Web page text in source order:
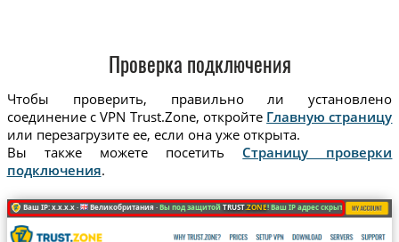
Проверка подключения
Чтобы проверить, правильно ли установлено
соединение с VPN Trust.Zone, откройте Главную страницу
или перезагрузите ее, если она уже открыта.
Вы также можете посетить Страницу проверки
подключения.
Ваш IP: x.x.x.x · Великобритания ·Вы под защитойTRUST.ZONE! Ваш IP адрес скрыт!